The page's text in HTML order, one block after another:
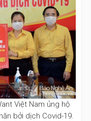
Việt Nam ủng hộ
bởi dịch Covid-19.